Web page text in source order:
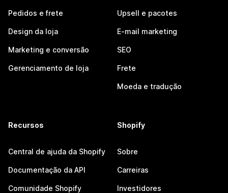
Pedidos e frete
Design da loja
Marketing e conversão
Gerenciamento de loja
Upsell e pacotes
E-mail marketing
SEO
Frete
Moeda e tradução
Recursos
Central de ajuda da Shopify
Documentação da API
Comunidade Shopify
Shopify
Sobre
Carreiras
Investidores